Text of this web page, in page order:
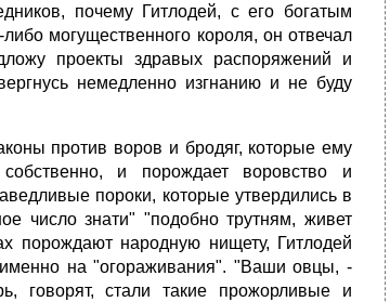
почему Гитлодей, с его богатым
могущественного короля, он отвечал
проекты здравых распоряжений и
немедленно изгнанию и не буду
против воров и бродяг, которые ему
и порождает воровство и
пороки, которые утвердились в
число знати" "подобно трутням, живет
порождают народную нищету, Гитлодей
на "огораживания". "Ваши овцы, -
говорят, стали такие прожорливые и